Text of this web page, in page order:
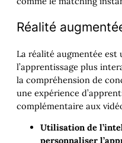
Réalité
La réalité augmentée
l’apprentissage plus
la compréhension de
une expérience
complémentaire aux
Utilisation de
personnaliser